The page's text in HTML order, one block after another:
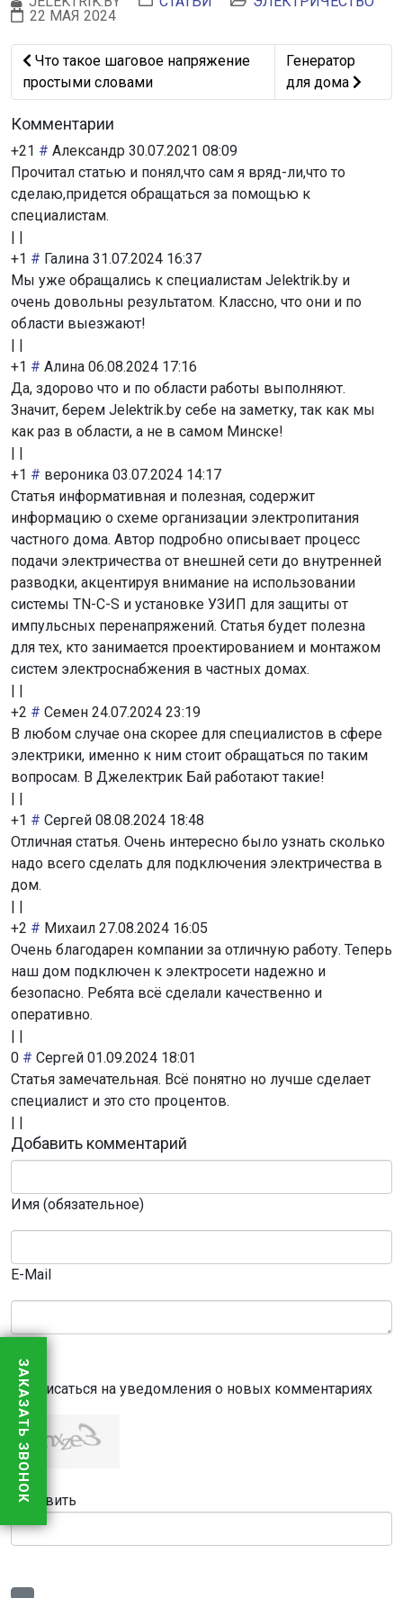
22 МАЯ 2024
Предыдущий: Что такое шаговое напряжение
Что такое шаговое напряжение
простыми словами
Следующий:
Генератор
для дома
Комментарии
+21 # Александр 30.07.2021 08:09
Прочитал статью и понял,что сам я вряд-ли,что то
сделаю,придется обращаться за помощью к
специалистам.
| |
+1 # Галина 31.07.2024 16:37
Мы уже обращались к специалистам Jelektrik.by и
очень довольны результатом. Классно, что они и по
области выезжают!
| |
+1 # Алина 06.08.2024 17:16
Да, здорово что и по области работы выполняют.
Значит, берем Jelektrik.by себе на заметку, так как мы
как раз в области, а не в самом Минске!
| |
+1 # вероника 03.07.2024 14:17
Статья информативная и полезная, содержит
информацию о схеме организации электропитания
частного дома. Автор подробно описывает процесс
подачи электричества от внешней сети до внутренней
разводки, акцентируя внимание на использовании
системы TN-C-S и установке УЗИП для защиты от
импульсных перенапряжений. Статья будет полезна
для тех, кто занимается проектированием и монтажом
систем электроснабжения в частных домах.
| |
+2 # Семен 24.07.2024 23:19
В любом случае она скорее для специалистов в сфере
электрики, именно к ним стоит обращаться по таким
вопросам. В Джелектрик Бай работают такие!
| |
+1 # Сергей 08.08.2024 18:48
Отличная статья. Очень интересно было узнать сколько
надо всего сделать для подключения электричества в
дом.
| |
+2 # Михаил 27.08.2024 16:05
Очень благодарен компании за отличную работу. Теперь
наш дом подключен к электросети надежно и
безопасно. Ребята всё сделали качественно и
оперативно.
| |
0 # Сергей 01.09.2024 18:01
Статья замечательная. Всё понятно но лучше сделает
специалист и это сто процентов.
| |
Добавить комментарий
Имя (обязательное)
E-Mail
Подписаться на уведомления о новых комментариях
Обновить
ЗАКАЗАТЬ ЗВОНОК